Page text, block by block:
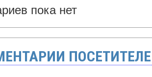
пока нет